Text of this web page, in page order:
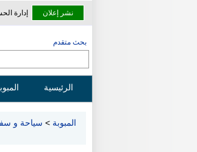
نشر إعلان إدارة
بحث متقدم
الرئيسية
المبوبة > سياحة و